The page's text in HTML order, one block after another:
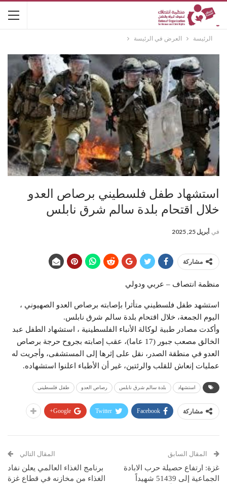
الرئيسة العرض في الرئيسة
استشهاد طفل فلسطيني برصاص العدو
خلال اقتحام بلدة سالم شرق نابلس
في أبريل 25, 2025
مشاركة
منظمة انتصاف – عربي ودولي
استشهد طفل فلسطيني متأثرا بإصابته برصاص العدو الصهيوني ،
اليوم الجمعة، خلال اقتحام بلدة سالم شرق نابلس.
وأكدت مصادر طبية لوكالة الأنباء الفلسطينية ، استشهاد الطفل عبد
الخالق مصعب جبور (17 عاما)، عقب إصابته بجروح حرجة برصاص
العدو في منطقة الصدر، نقل على إثرها إلى المستشفى، وأجريت له
عمليات إنعاش للقلب والرئتين، غير أن الأطباء اعلنوا استشهاده.
استشهاد بلدة سالم شرق نابلس رصاص العدو طفل فلسطيني
مشاركة Facebook
Twitter
Google+
المقال السابق
غزة: ارتفاع حصيلة حرب الابادة
الجماعية إلى 51439 شهيداً
المقال التالي
برنامج الغذاء العالمي يعلن نفاد
الغذاء من مخازنه في قطاع غزة